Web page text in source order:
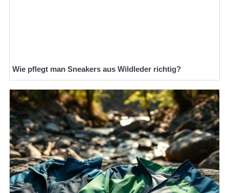
Wie pflegt man Sneakers aus Wildleder richtig?